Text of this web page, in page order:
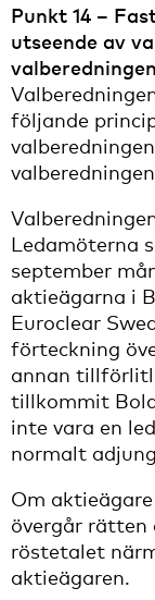
Punkt 14 –
utseende av
följande
Ledamöterna
september
aktieägarna i
Euroclear
förteckning
annan
tillkommit
inte vara en
normalt
Om
övergår
röstetalet
aktieägaren.